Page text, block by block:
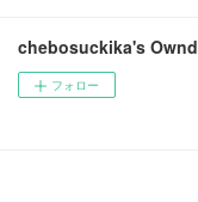
chebosuckika's Ownd
フォロー